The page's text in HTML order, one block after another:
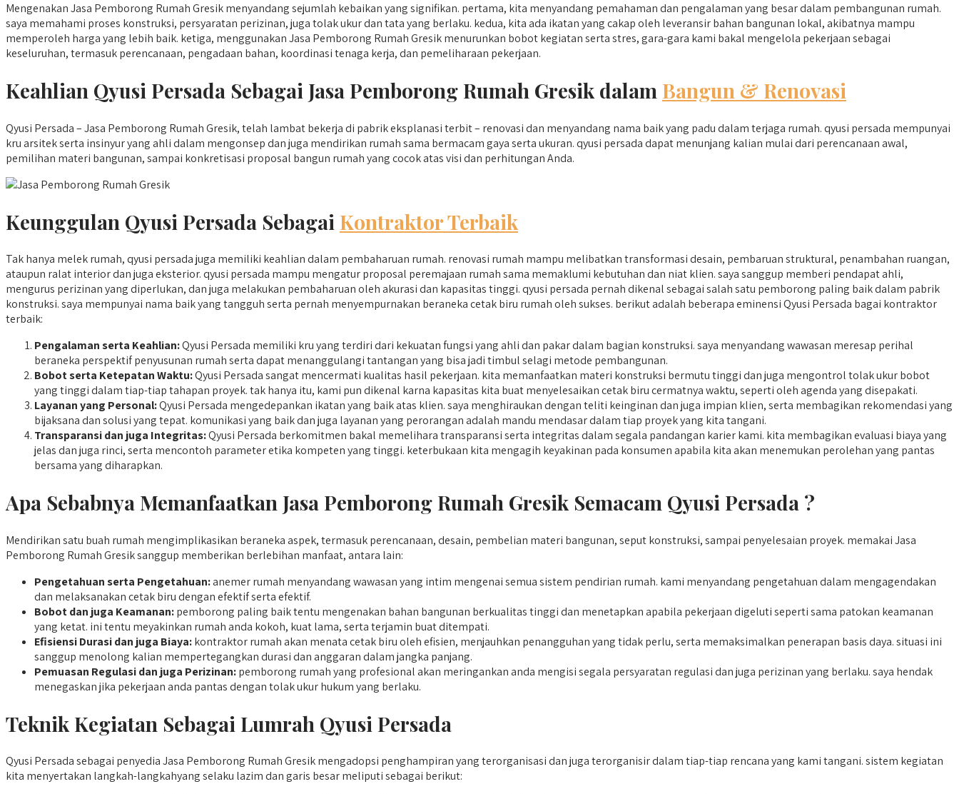
Mengenakan Jasa Pemborong Rumah Gresik menyandang sejumlah kebaikan yang signifikan. pertama, kita menyandang pemahaman dan pengalaman yang besar dalam pembangunan rumah.
saya memahami proses konstruksi, persyaratan perizinan, juga tolak ukur dan tata yang berlaku. kedua, kita ada ikatan yang cakap oleh leveransir bahan bangunan lokal, akibatnya mampu
memperoleh harga yang lebih baik. ketiga, menggunakan Jasa Pemborong Rumah Gresik menurunkan bobot kegiatan serta stres, gara-gara kami bakal mengelola pekerjaan sebagai
keseluruhan, termasuk perencanaan, pengadaan bahan, koordinasi tenaga kerja, dan pemeliharaan pekerjaan.
Keahlian Qyusi Persada Sebagai Jasa Pemborong Rumah Gresik dalam Bangun & Renovasi
Qyusi Persada – Jasa Pemborong Rumah Gresik, telah lambat bekerja di pabrik eksplanasi terbit – renovasi dan menyandang nama baik yang padu dalam terjaga rumah. qyusi persada mempunyai
kru arsitek serta insinyur yang ahli dalam mengonsep dan juga mendirikan rumah sama bermacam gaya serta ukuran. qyusi persada dapat menunjang kalian mulai dari perencanaan awal,
pemilihan materi bangunan, sampai konkretisasi proposal bangun rumah yang cocok atas visi dan perhitungan Anda.
Keunggulan Qyusi Persada Sebagai Kontraktor Terbaik
Tak hanya melek rumah, qyusi persada juga memiliki keahlian dalam pembaharuan rumah. renovasi rumah mampu melibatkan transformasi desain, pembaruan struktural, penambahan ruangan,
ataupun ralat interior dan juga eksterior. qyusi persada mampu mengatur proposal peremajaan rumah sama memaklumi kebutuhan dan niat klien. saya sanggup memberi pendapat ahli,
mengurus perizinan yang diperlukan, dan juga melakukan pembaharuan oleh akurasi dan kapasitas tinggi. qyusi persada pernah dikenal sebagai salah satu pemborong paling baik dalam pabrik
konstruksi. saya mempunyai nama baik yang tangguh serta pernah menyempurnakan beraneka cetak biru rumah oleh sukses. berikut adalah beberapa eminensi Qyusi Persada bagai kontraktor
terbaik:
Pengalaman serta Keahlian:Qyusi Persada memiliki kru yang terdiri dari kekuatan fungsi yang ahli dan pakar dalam bagian konstruksi. saya menyandang wawasan meresap perihal
beraneka perspektif penyusunan rumah serta dapat menanggulangi tantangan yang bisa jadi timbul selagi metode pembangunan.
Bobot serta Ketepatan Waktu:Qyusi Persada sangat mencermati kualitas hasil pekerjaan. kita memanfaatkan materi konstruksi bermutu tinggi dan juga mengontrol tolak ukur bobot
yang tinggi dalam tiap-tiap tahapan proyek. tak hanya itu, kami pun dikenal karna kapasitas kita buat menyelesaikan cetak biru cermatnya waktu, seperti oleh agenda yang disepakati.
Layanan yang Personal:Qyusi Persada mengedepankan ikatan yang baik atas klien. saya menghiraukan dengan teliti keinginan dan juga impian klien, serta membagikan rekomendasi yang
bijaksana dan solusi yang tepat. komunikasi yang baik dan juga layanan yang perorangan adalah mandu mendasar dalam tiap proyek yang kita tangani.
Transparansi dan juga Integritas:Qyusi Persada berkomitmen bakal memelihara transparansi serta integritas dalam segala pandangan karier kami. kita membagikan evaluasi biaya yang
jelas dan juga rinci, serta mencontoh parameter etika kompeten yang tinggi. keterbukaan kita mengagih keyakinan pada konsumen apabila kita akan menemukan perolehan yang pantas
bersama yang diharapkan.
Apa Sebabnya Memanfaatkan Jasa Pemborong Rumah Gresik Semacam Qyusi Persada ?
Mendirikan satu buah rumah mengimplikasikan beraneka aspek, termasuk perencanaan, desain, pembelian materi bangunan, seput konstruksi, sampai penyelesaian proyek. memakai Jasa
Pemborong Rumah Gresik sanggup memberikan berlebihan manfaat, antara lain:
Pengetahuan serta Pengetahuan:anemer rumah menyandang wawasan yang intim mengenai semua sistem pendirian rumah. kami menyandang pengetahuan dalam mengagendakan
dan melaksanakan cetak biru dengan efektif serta efektif.
Bobot dan juga Keamanan:pemborong paling baik tentu mengenakan bahan bangunan berkualitas tinggi dan menetapkan apabila pekerjaan digeluti seperti sama patokan keamanan
yang ketat. ini tentu meyakinkan rumah anda kokoh, kuat lama, serta terjamin buat ditempati.
Efisiensi Durasi dan juga Biaya:kontraktor rumah akan menata cetak biru oleh efisien, menjauhkan penangguhan yang tidak perlu, serta memaksimalkan penerapan basis daya. situasi ini
sanggup menolong kalian mempertegangkan durasi dan anggaran dalam jangka panjang.
Pemuasan Regulasi dan juga Perizinan:pemborong rumah yang profesional akan meringankan anda mengisi segala persyaratan regulasi dan juga perizinan yang berlaku. saya hendak
menegaskan jika pekerjaan anda pantas dengan tolak ukur hukum yang berlaku.
Teknik Kegiatan Sebagai Lumrah Qyusi Persada
Qyusi Persada sebagai penyedia Jasa Pemborong Rumah Gresik mengadopsi penghampiran yang terorganisasi dan juga terorganisir dalam tiap-tiap rencana yang kami tangani. sistem kegiatan
kita menyertakan langkah-langkahyang selaku lazim dan garis besar meliputi sebagai berikut: